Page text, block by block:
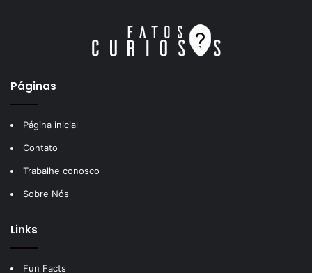
Páginas
Página inicial
Contato
Trabalhe conosco
Sobre Nós
Links
Fun Facts